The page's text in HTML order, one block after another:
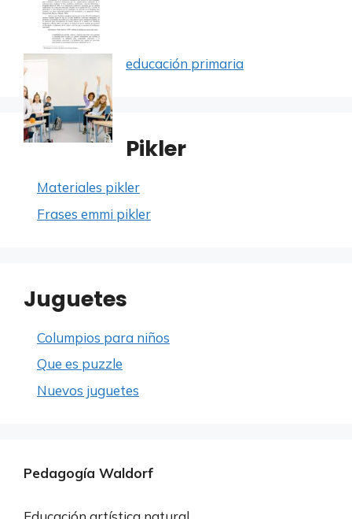
educación primaria
Pikler
Materiales pikler
Frases emmi pikler
Juguetes
Columpios para niños
Que es puzzle
Nuevos juguetes
Pedagogía Waldorf